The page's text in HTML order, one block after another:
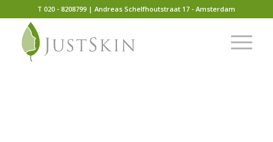
T 020 - 8208799 | Andreas Schelfhoutstraat 17 - Amsterdam